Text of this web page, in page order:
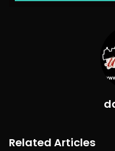
Related Articles